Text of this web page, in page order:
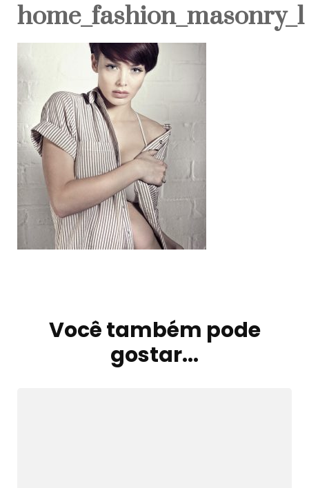
home_fashion_masonry_1
Você também pode
gostar...